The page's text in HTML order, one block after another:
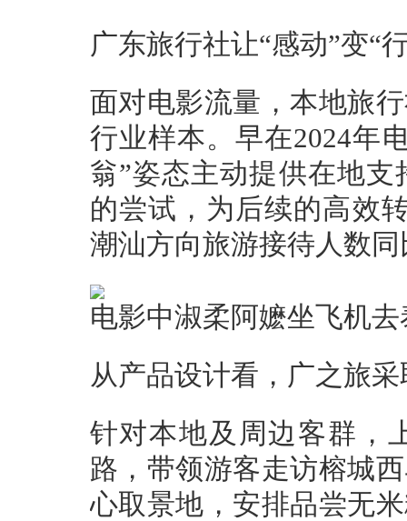
广东旅行社让“感动”变“
面对电影流量，本地旅
行业样本。早在2024年
翁”姿态主动提供在地
的尝试，为后续的高效
潮汕方向旅游接待人数
电影中淑柔阿嬷坐飞机
从产品设计看，广之旅
针对本地及周边客群，
路，带领游客走访榕城
心取景地，安排品尝无